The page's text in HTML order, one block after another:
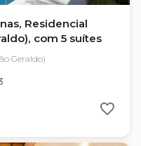
Residencial
com 5 suítes
Geraldo)